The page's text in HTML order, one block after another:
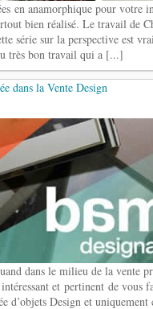
en anamorphique pour votre
bien réalisé. Le travail de
série sur la perspective est
très bon travail qui a [...]
dans la Vente Design
dans le milieu de la vente
et pertinent de vous
d’objets Design et